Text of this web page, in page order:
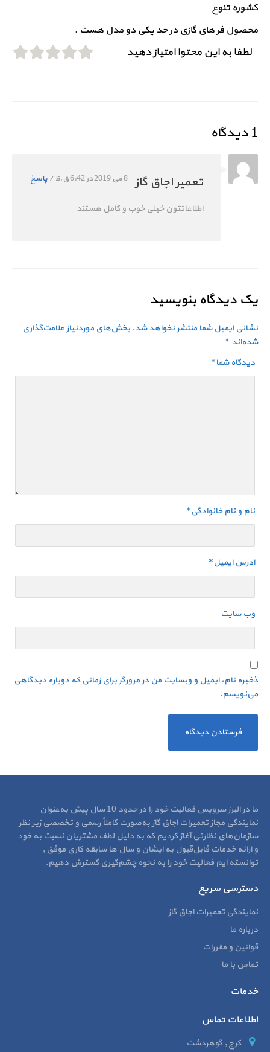
کشوره تنوع
محصول فر های گازی در حد یکی دو مدل هست .
لطفا به این محتوا امتیاز دهید
1 دیدگاه
تعمیر اجاق گاز 8 می 2019 در 6:42 ق.ظ / پاسخ
اطلاعاتتون خیلی خوب و کامل هستند
یک دیدگاه بنویسید
نشانی ایمیل شما منتشر نخواهد شد. بخش‌های موردنیاز علامت‌گذاری
شده‌اند *
دیدگاه شما*
نام و نام خانوادگی*
آدرس ایمیل*
وب سایت
ذخیره نام، ایمیل و وبسایت من در مرورگر برای زمانی که دوباره دیدگاهی
می‌نویسم.
ما در البرز سرویس فعالیت خود را در حدود 10 سال پیش به‌عنوان
نمایندگی مجاز تعمیرات اجاق گاز به‌صورت کاملاً رسمی و تخصصی زیر نظر
سازمان‌های نظارتی آغاز کردیم که به دلیل لطف مشتریان نسبت به خود
و ارائه خدمات قابل‌قبول به ایشان و سال‌ ها سابقه کاری موفق ,
توانسته ایم فعالیت خود را به نحوه چشم‌گیری گسترش دهیم.
دسترسی سریع
نمایندگی تعمیرات اجاق گاز
درباره ما
قوانین و مقررات
تماس با ما
خدمات
اطلاعات تماس
کرج , گوهردشت